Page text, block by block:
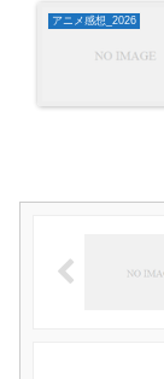
アニメ感想_2026